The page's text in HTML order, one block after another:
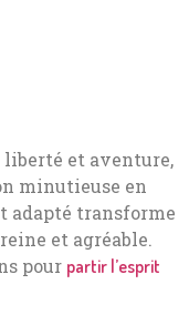
liberté et aventure,
minutieuse en
adapté transforme
et agréable.
pour partir l’esprit